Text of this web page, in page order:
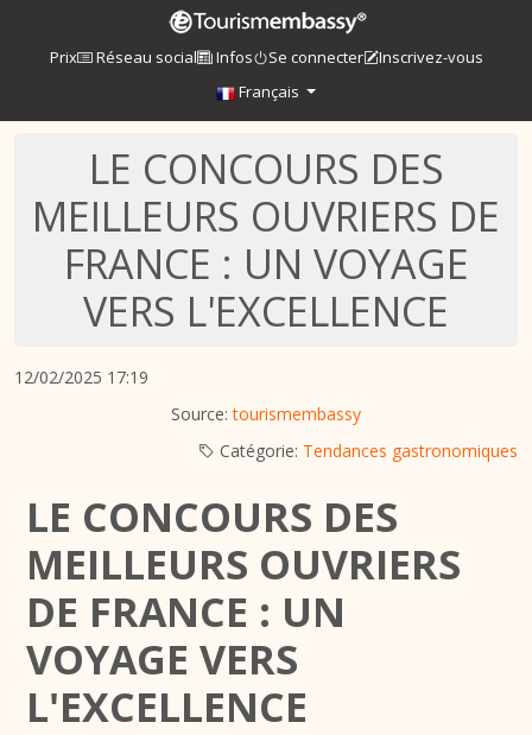
Prix Réseau social Infos Se connecter
Inscrivez-vous
Français
LE CONCOURS DES
MEILLEURS OUVRIERS DE
FRANCE : UN VOYAGE
VERS L'EXCELLENCE
12/02/2025 17:19
Source:tourismembassy
Catégorie: Tendances gastronomiques
LE CONCOURS DES
MEILLEURS OUVRIERS
DE FRANCE : UN
VOYAGE VERS
L'EXCELLENCE